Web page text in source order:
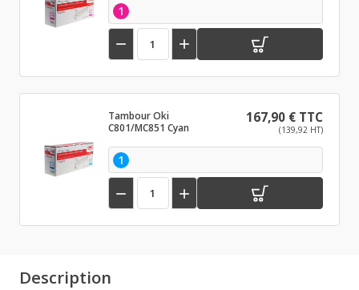
1
 
Tambour Oki
C801/MC851 Cyan
167,90 € TTC
(139,92 HT)
1
 
Description